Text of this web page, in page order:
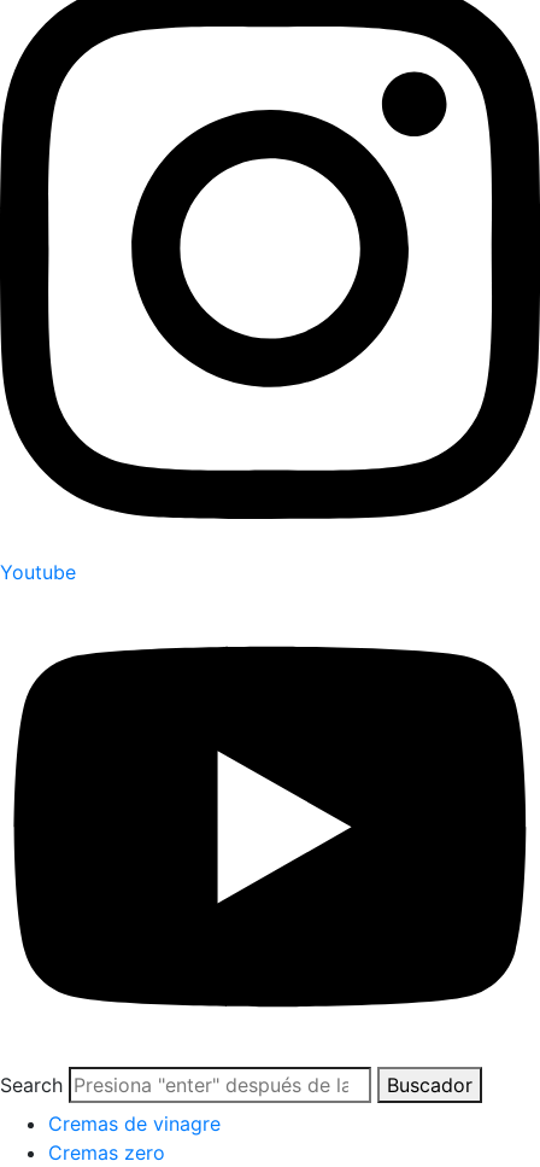
Youtube
Search
Buscador
Cremas de vinagre
Cremas zero